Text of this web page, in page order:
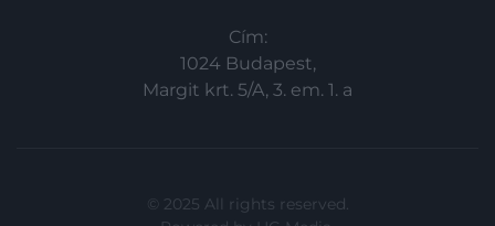
Cím:
1024 Budapest,
Margit krt. 5/A, 3. em. 1. a
© 2025 All rights reserved.